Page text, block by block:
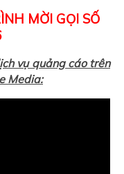
MỜI GỌI SỐ
vụ quảng cáo trên
Media: